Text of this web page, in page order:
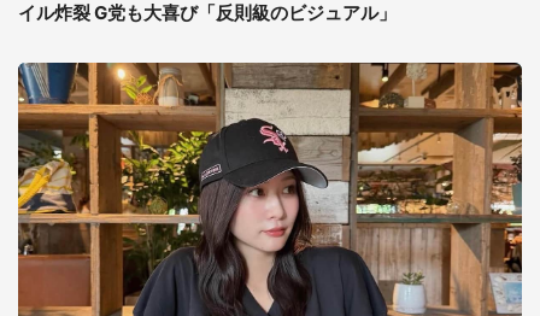
イル炸裂 G党も大喜び「反則級のビジュアル」